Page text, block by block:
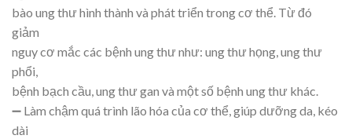
bào ung thư hình thành và phát triển trong cơ thể. Từ đó
giảm
nguy cơ mắc các bệnh ung thư như: ung thư họng, ung thư
phổi,
bệnh bạch cầu, ung thư gan và một số bệnh ung thư khác.
➖ Làm chậm quá trình lão hóa của cơ thể, giúp dưỡng da, kéo
dài